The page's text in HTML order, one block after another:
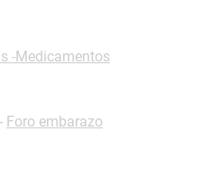
-Medicamentos
- Foro embarazo